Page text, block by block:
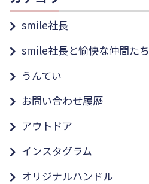
smile社長
smile社長と愉快な仲間たち
うんてい
お問い合わせ履歴
アウトドア
インスタグラム
オリジナルハンドル